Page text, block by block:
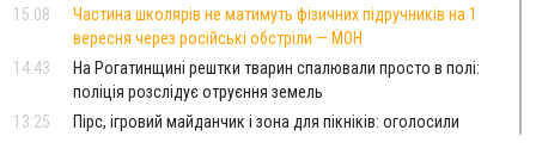
15:08
Частина школярів не матимуть фізичних підручників на 1
вересня через російські обстріли — МОН
14:43
На Рогатинщині рештки тварин спалювали просто в полі:
поліція розслідує отруєння земель
13:25
Пірс, ігровий майданчик і зона для пікніків: оголосили